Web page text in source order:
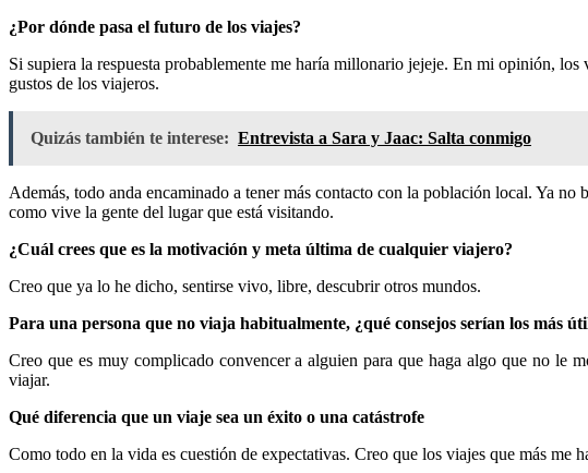
¿Por dónde pasa el futuro de los viajes?
Si supiera la respuesta probablemente me haría millonario jejeje. En mi opinión,
gustos de los viajeros.
Quizás también te interese: Entrevista a Sara y Jaac: Salta conmigo
Además, todo anda encaminado a tener más contacto con la población local. Ya
como vive la gente del lugar que está visitando.
¿Cuál crees que es la motivación y meta última de cualquier viajero?
Creo que ya lo he dicho, sentirse vivo, libre, descubrir otros mundos.
Para una persona que no viaja habitualmente, ¿qué consejos serían los más
Creo que es muy complicado convencer a alguien para que haga algo que no le
viajar.
Qué diferencia que un viaje sea un éxito o una catástrofe
Como todo en la vida es cuestión de expectativas. Creo que los viajes que más me